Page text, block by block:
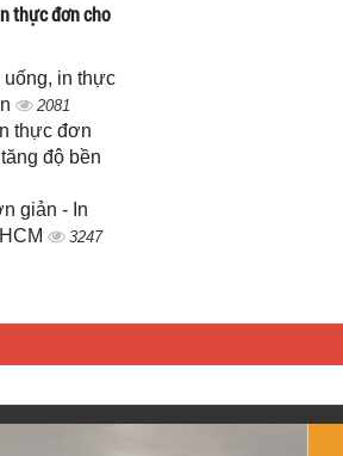
thực đơn cho
uống, in thực
2081
thực đơn
độ bền
giản - In
3247